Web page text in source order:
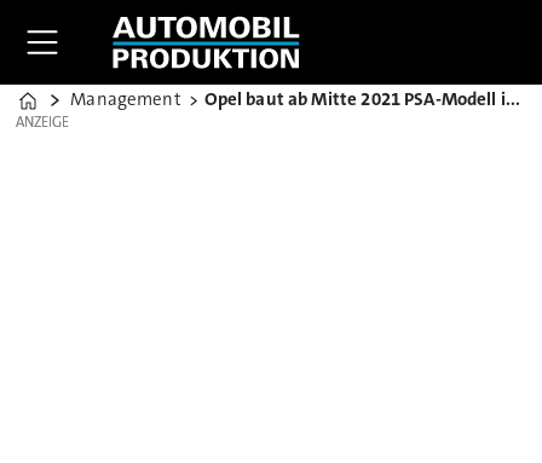
Home
Management Opel baut ab Mitte 2021 PSA-Modell in Rüsselsheim
ANZEIGE
ANZEIGE